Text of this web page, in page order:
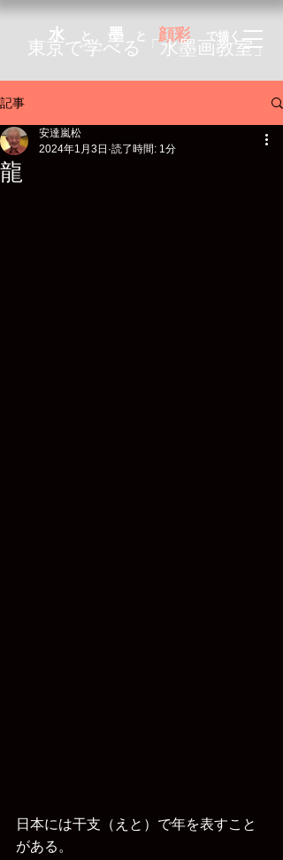
水 と 墨 と 顔彩 で描く
東京で学べる「水墨画教室」
記事
龍
安達嵐松
2024年1月3日 読了時間: 1分
日本には干支（えと）で年を表すこと
がある。